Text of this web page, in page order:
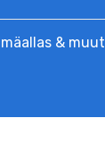
& muut